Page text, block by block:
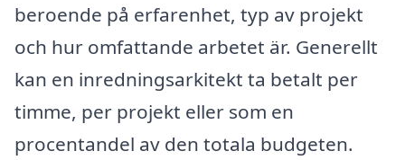
beroende på erfarenhet, typ av projekt
och hur omfattande arbetet är. Generellt
kan en inredningsarkitekt ta betalt per
timme, per projekt eller som en
procentandel av den totala budgeten.